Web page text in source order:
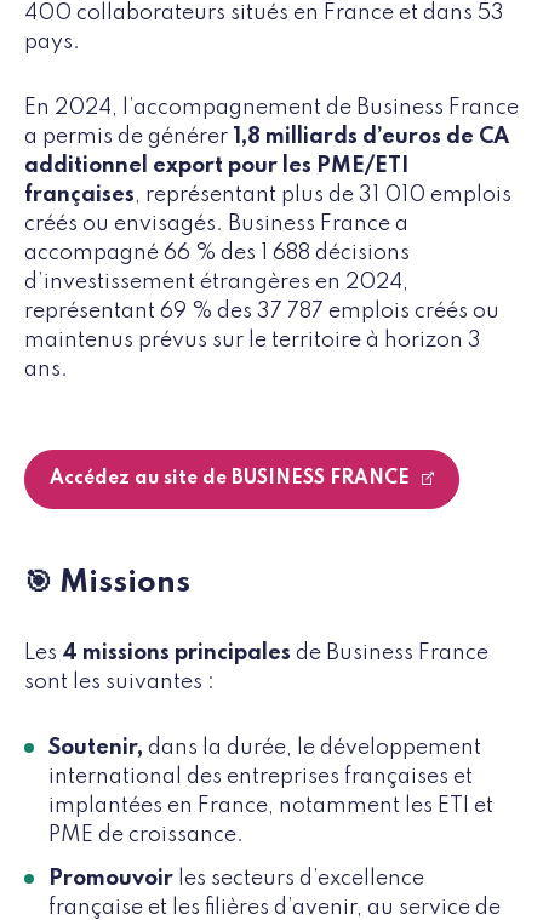
400 collaborateurs situés en France et dans 53
pays.
En 2024, l’accompagnement de Business France
a permis de générer 1,8 milliards d’euros de CA
additionnel export pour les PME/ETI
françaises, représentant plus de 31 010 emplois
créés ou envisagés. Business France a
accompagné 66 % des 1 688 décisions
d’investissement étrangères en 2024,
représentant 69 % des 37 787 emplois créés ou
maintenus prévus sur le territoire à horizon 3
ans.
Accédez au site de BUSINESS FRANCE
🎯 Missions
Les 4 missions principales de Business France
sont les suivantes :
Soutenir, dans la durée, le développement
international des entreprises françaises et
implantées en France, notamment les ETI et
PME de croissance.
Promouvoir les secteurs d’excellence
française et les filières d’avenir, au service de